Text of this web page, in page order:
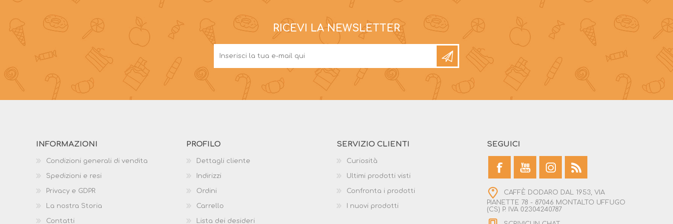
RICEVI LA NEWSLETTER
INFORMAZIONI
Condizioni generali di vendita
Spedizioni e resi
Privacy e GDPR
La nostra Storia
Contatti
PROFILO
Dettagli cliente
Indirizzi
Ordini
Carrello
Lista dei desideri
SERVIZIO CLIENTI
Curiosità
Ultimi prodotti visti
Confronta i prodotti
I nuovi prodotti
SEGUICI
CAFFÈ DODARO DAL 1953, VIA
PIANETTE 78 - 87046 MONTALTO UFFUGO
(CS) P. IVA 02304240787